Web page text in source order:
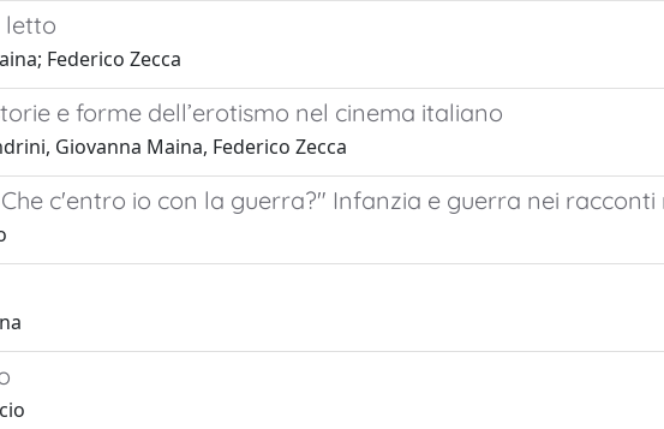
letto
Federico Zecca
e forme dell’erotismo nel cinema italiano
Giovanna Maina, Federico Zecca
c'entro io con la guerra?" Infanzia e guerra nei racconti